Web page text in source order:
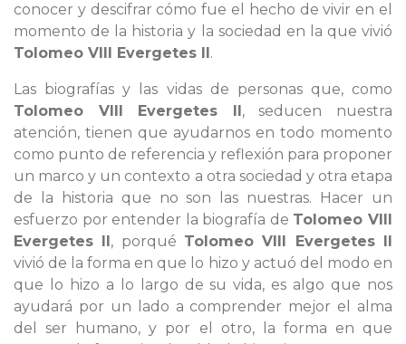
conocer y descifrar cómo fue el hecho de vivir en el
momento de la historia y la sociedad en la que vivió
Tolomeo VIII Evergetes II.
Las biografías y las vidas de personas que, como
Tolomeo VIII Evergetes II, seducen nuestra
atención, tienen que ayudarnos en todo momento
como punto de referencia y reflexión para proponer
un marco y un contexto a otra sociedad y otra etapa
de la historia que no son las nuestras. Hacer un
esfuerzo por entender la biografía de Tolomeo VIII
Evergetes II, porqué Tolomeo VIII Evergetes II
vivió de la forma en que lo hizo y actuó del modo en
que lo hizo a lo largo de su vida, es algo que nos
ayudará por un lado a comprender mejor el alma
del ser humano, y por el otro, la forma en que